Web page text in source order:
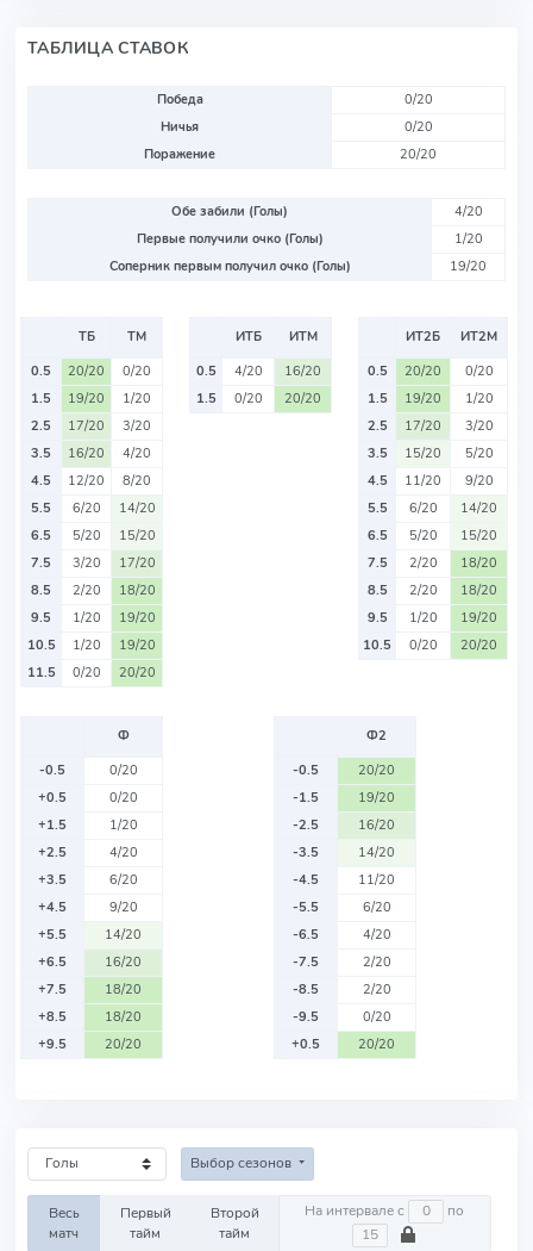
ТАБЛИЦА СТАВОК
Победа
0/20
Ничья
0/20
Поражение
20/20
Обе забили (Голы)
4/20
Первые получили очко (Голы)
1/20
Соперник первым получил очко (Голы)
19/20
ТБ
ТМ
0.5
20/20
0/20
1.5
19/20
1/20
2.5
17/20
3/20
3.5
16/20
4/20
4.5
12/20
8/20
5.5
6/20
14/20
6.5
5/20
15/20
7.5
3/20
17/20
8.5
2/20
18/20
9.5
1/20
19/20
10.5
1/20
19/20
11.5
0/20 20/20
ИТБ
ИТМ
0.5
4/20
16/20
1.5
0/20 20/20
ИТ2Б
ИТ2М
0.5
20/20
0/20
1.5
19/20
1/20
2.5
17/20
3/20
3.5
15/20
5/20
4.5
11/20
9/20
5.5
6/20
14/20
6.5
5/20
15/20
7.5
2/20
18/20
8.5
2/20
18/20
9.5
1/20
19/20
10.5
0/20 20/20
Ф
-0.5
0/20
+0.5
0/20
+1.5
1/20
+2.5
4/20
+3.5
6/20
+4.5
9/20
+5.5
14/20
+6.5
16/20
+7.5
18/20
+8.5
18/20
+9.5
20/20
Ф2
-0.5
20/20
-1.5
19/20
-2.5
16/20
-3.5
14/20
-4.5
11/20
-5.5
6/20
-6.5
4/20
-7.5
2/20
-8.5
2/20
-9.5
0/20
+0.5
20/20
Выбор сезонов
Весь
матч
Первый
тайм
Второй
тайм
На интервале с по